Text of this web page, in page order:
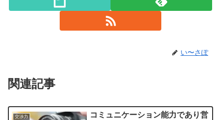
い〜さぽ
関連記事
交渉力
コミュニケーション能力であり営